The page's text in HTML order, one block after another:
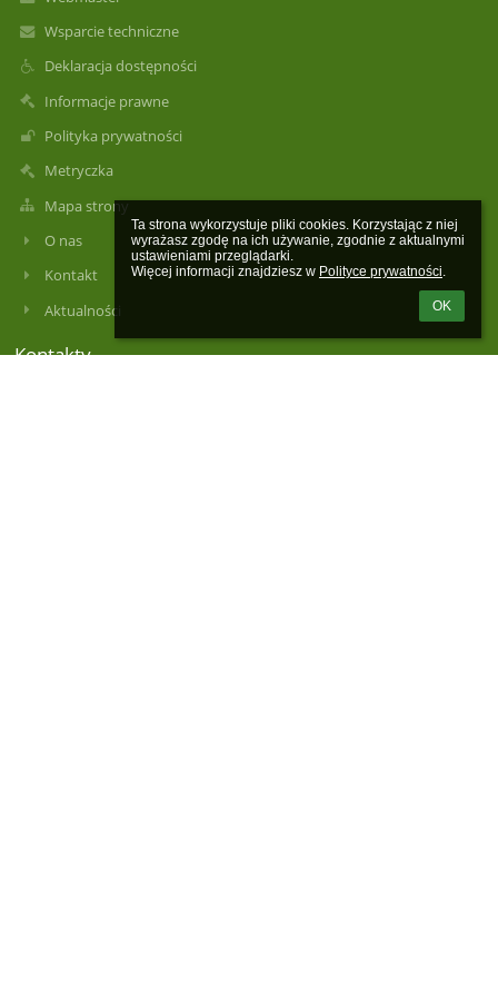
Ta strona wykorzystuje pliki cookies. Korzystając z niej
wyrażasz zgodę na ich używanie, zgodnie z aktualnymi
ustawieniami przeglądarki.
Więcej informacji znajdziesz w Polityce prywatności.
OK
Wsparcie techniczne
Deklaracja dostępności
Informacje prawne
Polityka prywatności
Metryczka
Mapa strony
O nas
Kontakt
Aktualności
Kontakty